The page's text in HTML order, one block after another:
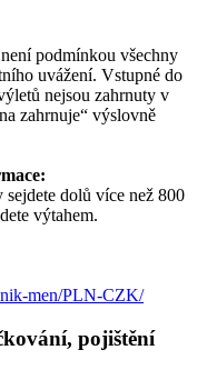
podmínkou všechny
uvážení. Vstupné do
nejsou zahrnuty v
zahrnuje“ výslovně
dolů více než 800
výtahem.
men/PLN-CZK/
pojištění